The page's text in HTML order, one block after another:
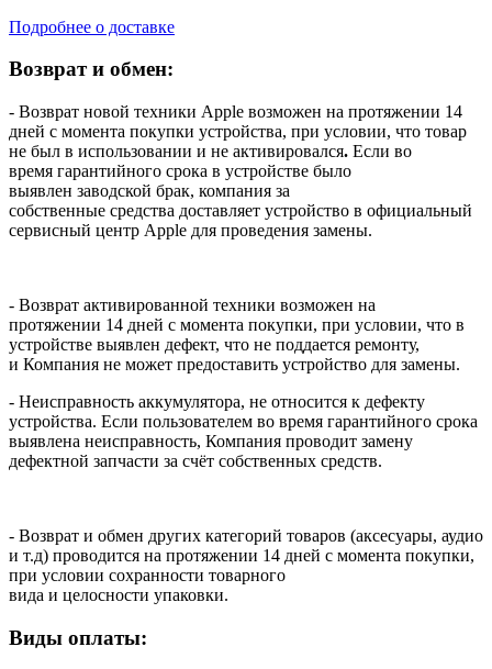
Подробнее о доставке
Возврат и обмен:
- Возврат новой техники Apple возможен на протяжении 14
дней с момента покупки устройства, при условии, что товар
не был в использовании и не активировался. Если во
время гарантийного срока в устройстве было
выявлен заводской брак, компания за
собственные средства доставляет устройство в официальный
сервисный центр Apple для проведения замены.
- Возврат активированной техники возможен на
протяжении 14 дней с момента покупки, при условии, что в
устройстве выявлен дефект, что не поддается ремонту,
и Компания не может предоставить устройство для замены.
- Неисправность аккумулятора, не относится к дефекту
устройства. Если пользователем во время гарантийного срока
выявлена неисправность, Компания проводит замену
дефектной запчасти за счёт собственных средств.
- Возврат и обмен других категорий товаров (аксесуары, аудио
и т.д) проводится на протяжении 14 дней с момента покупки,
при условии сохранности товарного
вида и целосности упаковки.
Виды оплаты: